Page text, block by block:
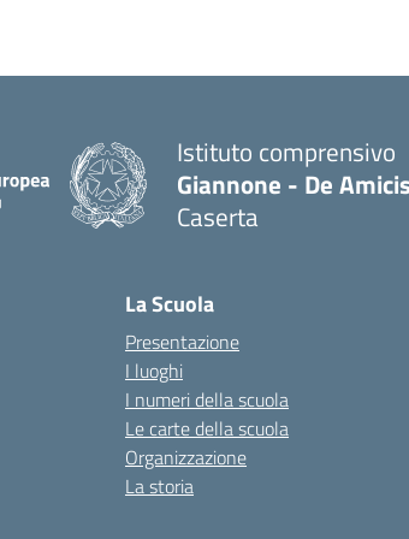
Istituto comprensivo
Giannone - De Amicis
Caserta
La Scuola
Presentazione
I luoghi
I numeri della scuola
Le carte della scuola
Organizzazione
La storia